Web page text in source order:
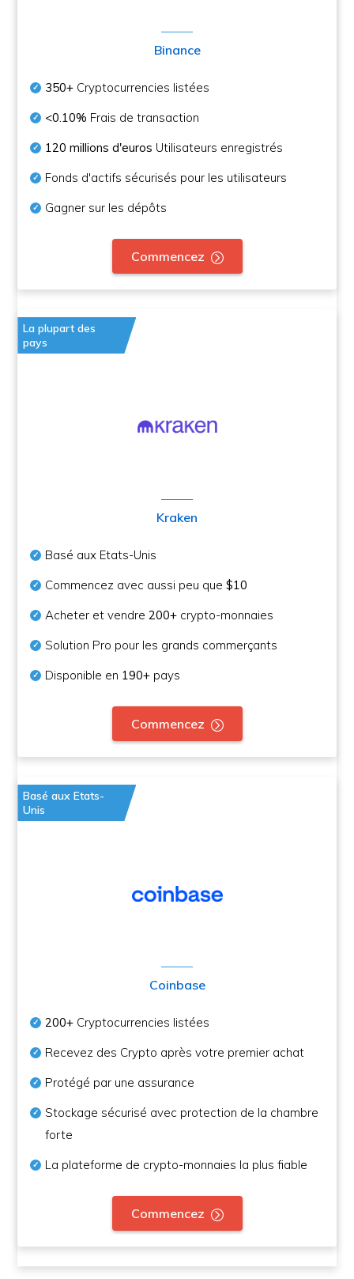
Binance
350+ Cryptocurrencies listées
<0.10% Frais de transaction
120 millions d'euros Utilisateurs enregistrés
Fonds d'actifs sécurisés pour les utilisateurs
Gagner sur les dépôts
Commencez
La plupart des
pays
Kraken
Basé aux Etats-Unis
Commencez avec aussi peu que$10
Acheter et vendre200+ crypto-monnaies
Solution Pro pour les grands commerçants
Disponible en 190+ pays
Commencez
Basé aux Etats-
Unis
Coinbase
200+ Cryptocurrencies listées
Recevez des Crypto après votre premier achat
Protégé par une assurance
Stockage sécurisé avec protection de la chambre
forte
La plateforme de crypto-monnaies la plus fiable
Commencez